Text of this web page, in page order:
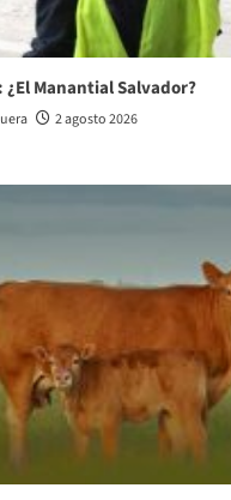
¿El Manantial Salvador?
2 agosto 2026